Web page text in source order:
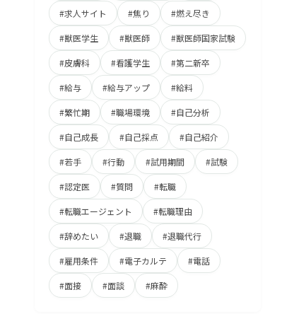
#求人サイト #焦り #燃え尽き
#獣医学生 #獣医師 #獣医師国家試験
#皮膚科 #看護学生 #第二新卒
#給与 #給与アップ #給料
#繁忙期 #職場環境 #自己分析
#自己成長 #自己採点 #自己紹介
#若手 #行動 #試用期間 #試験
#認定医 #質問 #転職
#転職エージェント #転職理由
#辞めたい #退職 #退職代行
#雇用条件 #電子カルテ #電話
#面接 #面談 #麻酔